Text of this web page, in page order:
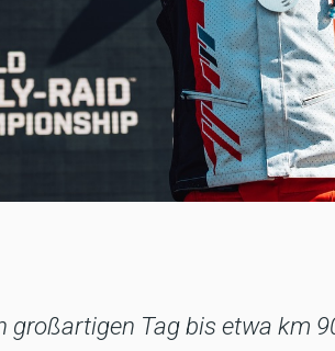
großartigen Tag bis etwa km